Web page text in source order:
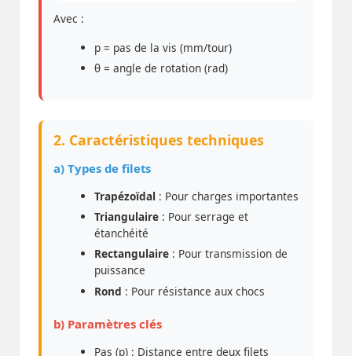
Avec :
p = pas de la vis (mm/tour)
θ = angle de rotation (rad)
2. Caractéristiques techniques
a) Types de filets
Trapézoïdal : Pour charges importantes
Triangulaire : Pour serrage et
étanchéité
Rectangulaire : Pour transmission de
puissance
Rond : Pour résistance aux chocs
b) Paramètres clés
Pas (p) : Distance entre deux filets